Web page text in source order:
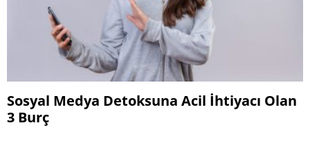
Sosyal Medya Detoksuna Acil İhtiyacı Olan
3 Burç